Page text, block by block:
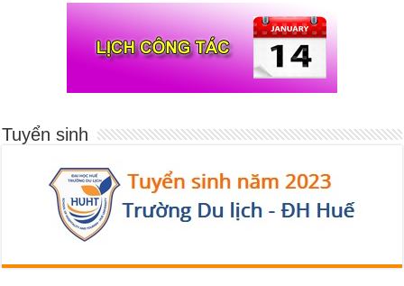
Tuyển sinh